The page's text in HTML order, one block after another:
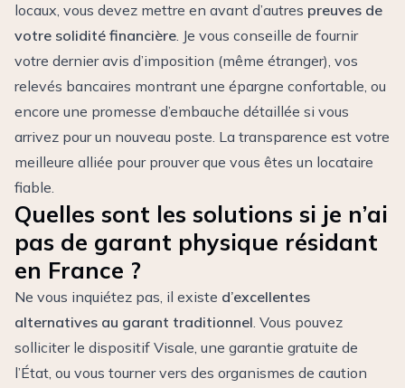
locaux, vous devez mettre en avant d’autres preuves de
votre solidité financière. Je vous conseille de fournir
votre dernier avis d’imposition (même étranger), vos
relevés bancaires montrant une épargne confortable, ou
encore une promesse d’embauche détaillée si vous
arrivez pour un nouveau poste. La transparence est votre
meilleure alliée pour prouver que vous êtes un locataire
fiable.
Quelles sont les solutions si je n’ai
pas de garant physique résidant
en France ?
Ne vous inquiétez pas, il existe d’excellentes
alternatives au garant traditionnel. Vous pouvez
solliciter le dispositif Visale, une garantie gratuite de
l’État, ou vous tourner vers des organismes de caution